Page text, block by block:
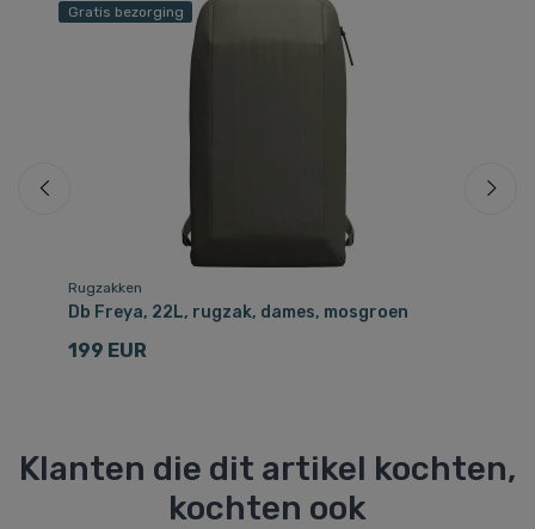
Gratis bezorging
Rugzakken
Db Freya, 22L, rugzak, dames, mosgroen
199 EUR
Klanten die dit artikel kochten,
kochten ook